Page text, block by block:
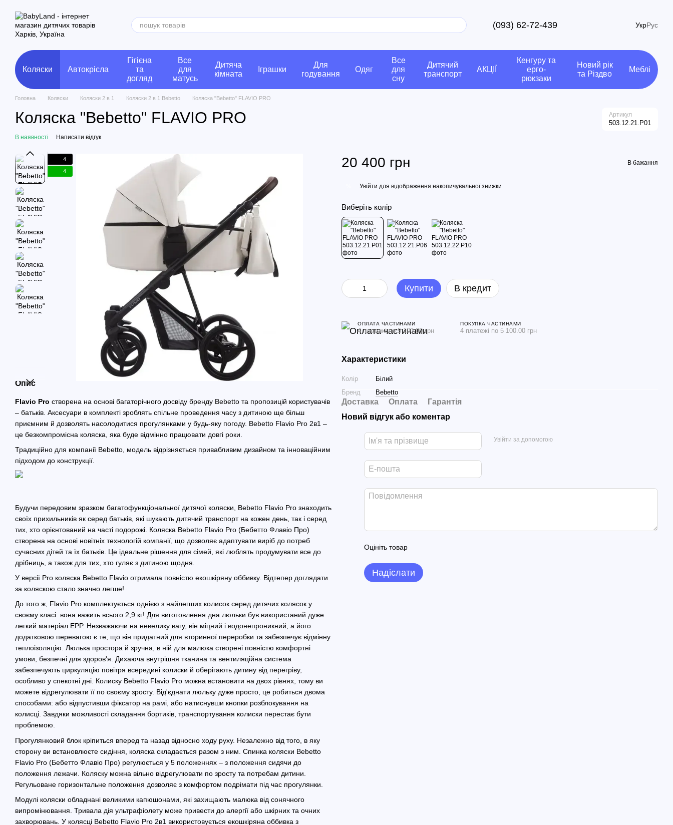
(093) 62-72-439 УкрРус
Коляски Автокрісла
Гігієна
та
догляд
Все
для
матусь
Дитяча
кімната
Іграшки
Для
годування
Одяг
Все
для
сну
Дитячий
транспорт
АКЦІЇ
Кенгуру та
ерго-
рюкзаки
Новий рік
та Різдво
Меблі
Головна Коляски Коляски 2 в 1 Коляски 2 в 1 Bebetto Коляска "Bebetto" FLAVIO PRO
Коляска "Bebetto" FLAVIO PRO Артикул
503.12.21.P01
В наявності Написати відгук
4
4
Опис
Flavio Pro створена на основі багаторічного досвіду бренду Bebetto та пропозицій користувачів
– батьків. Аксесуари в комплекті зроблять спільне проведення часу з дитиною ще більш
приємним й дозволять насолодитися прогулянками у будь-яку погоду. Bebetto Flavio Pro 2в1 –
це безкомпромісна коляска, яка буде відмінно працювати довгі роки.
Традиційно для компанії Bebetto, модель відрізняється привабливим дизайном та інноваційним
підходом до конструкції.
Будучи передовим зразком багатофункціональної дитячої коляски, Bebetto Flavio Pro знаходить
своїх прихильників як серед батьків, які шукають дитячий транспорт на кожен день, так і серед
тих, хто орієнтований на часті подорожі. Коляска Bebetto Flavio Pro (Бебетто Флавіо Про)
створена на основі новітніх технологій компанії, що дозволяє адаптувати виріб до потреб
сучасних дітей та їх батьків. Це ідеальне рішення для сімей, які люблять продумувати все до
дрібниць, а також для тих, хто гуляє з дитиною щодня.
У версії Pro коляска Bebetto Flavio отримала повністю екошкіряну оббивку. Відтепер доглядати
за коляскою стало значно легше!
До того ж, Flavio Pro комплектується однією з найлегших колисок серед дитячих колясок у
своєму класі: вона важить всього 2,9 кг! Для виготовлення дна люльки був використаний дуже
легкий матеріал EPP. Незважаючи на невелику вагу, він міцний і водонепроникний, а його
додатковою перевагою є те, що він придатний для вторинної переробки та забезпечує відмінну
теплоізоляцію. Люлька простора й зручна, в ній для малюка створені повністю комфортні
умови, безпечні для здоров'я. Дихаюча внутрішня тканина та вентиляційна система
забезпечують циркуляцію повітря всередині колиски й оберігають дитину від перегріву,
особливо у спекотні дні. Колиску Bebetto Flavio Pro можна встановити на двох рівнях, тому ви
можете відрегулювати її по своєму зросту. Від'єднати люльку дуже просто, це робиться двома
способами: або відпустивши фіксатор на рамі, або натиснувши кнопки розблокування на
колисці. Завдяки можливості складання бортиків, транспортування колиски перестає бути
проблемою.
Прогулянковий блок кріпиться вперед та назад відносно ходу руху. Незалежно від того, в яку
сторону ви встановлюєте сидіння, коляска складається разом з ним. Спинка коляски Bebetto
Flavio Pro (Бебетто Флавіо Про) регулюється у 5 положеннях – з положення сидячи до
положення лежачи. Коляску можна вільно відрегулювати по зросту та потребам дитини.
Регульоване горизонтальне положення дозволяє з комфортом подрімати під час прогулянки.
Модулі коляски обладнані великими капюшонами, які захищають малюка від сонячного
випромінювання. Тривала дія ультрафіолету може привести до алергії або шкірних та очних
захворювань. У колясці Bebetto Flavio Pro 2в1 використовується екошкіряна оббивка з
20 400 грн В бажання
Увійти для відображення накопичувальної знижки
Виберіть колір
Купити В кредит
ОПЛАТА ЧАСТИНАМИ
4 платежі по 5 100.00 грн
ПОКУПКА ЧАСТИНАМИ
4 платежі по 5 100.00 грн
Характеристики
Колір
Білий
Бренд
Bebetto
Доставка Оплата
Гарантія
Новий відгук або коментар
Увійти за допомогою
Оцініть товар
Надіслати